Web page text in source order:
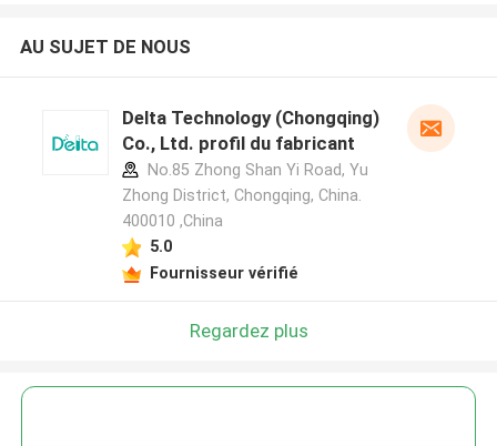
AU SUJET DE NOUS
Delta Technology (Chongqing)
Co., Ltd. profil du fabricant
No.85 Zhong Shan Yi Road, Yu
Zhong District, Chongqing, China.
400010 ,China
5.0
Fournisseur vérifié
Regardez plus